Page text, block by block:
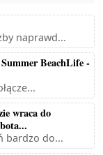
naprawd...
BeachLife -
wraca do
bardzo do...